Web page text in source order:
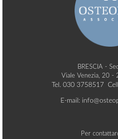
BRESCIA -
Viale Venezia, 20 -
Tel. 030 3758517
E-mail:
Per